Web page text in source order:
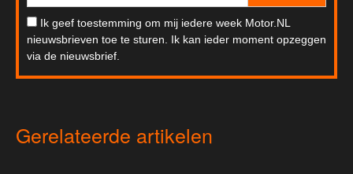
Ik geef toestemming om mij iedere week Motor.NL
nieuwsbrieven toe te sturen. Ik kan ieder moment opzeggen
via de nieuwsbrief.
Gerelateerde artikelen